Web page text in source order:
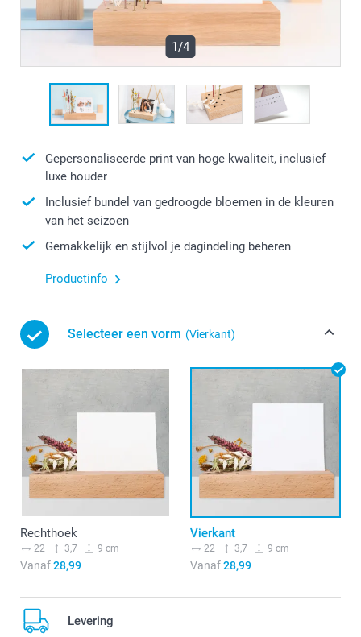
1/4
Gepersonaliseerde print van hoge kwaliteit, inclusief
luxe houder
Inclusief bundel van gedroogde bloemen in de kleuren
van het seizoen
Gemakkelijk en stijlvol je dagindeling beheren
Productinfo
Selecteer een vorm (Vierkant)
Rechthoek
22 3,7 9 cm
Vanaf28,99
Vierkant
22 3,7 9 cm
Vanaf28,99
Levering